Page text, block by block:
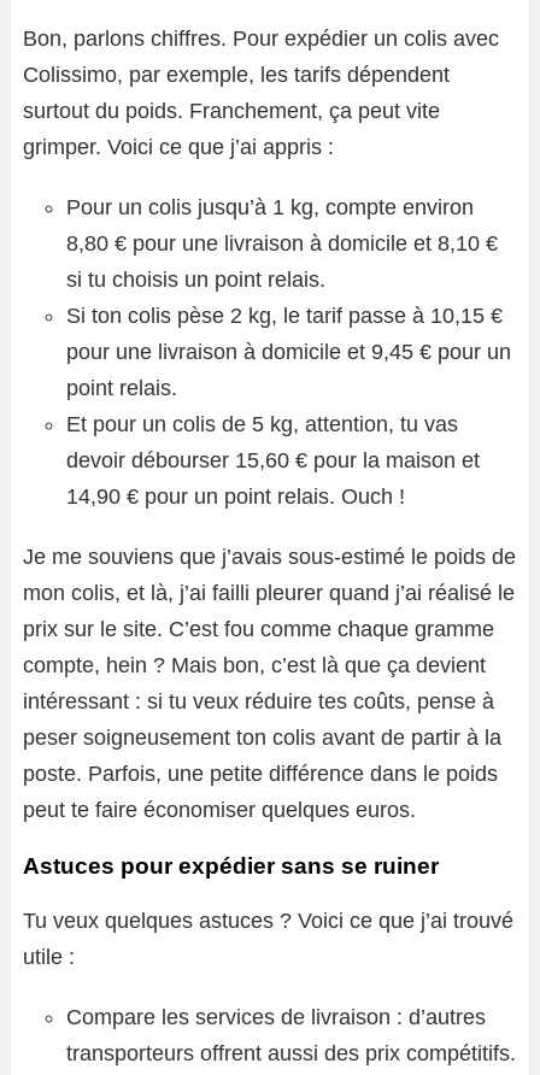
Bon, parlons chiffres. Pour expédier un colis avec
Colissimo, par exemple, les tarifs dépendent
surtout du poids. Franchement, ça peut vite
grimper. Voici ce que j’ai appris :
Pour un colis jusqu’à 1 kg, compte environ
8,80 € pour une livraison à domicile et 8,10 €
si tu choisis un point relais.
Si ton colis pèse 2 kg, le tarif passe à 10,15 €
pour une livraison à domicile et 9,45 € pour un
point relais.
Et pour un colis de 5 kg, attention, tu vas
devoir débourser 15,60 € pour la maison et
14,90 € pour un point relais. Ouch !
Je me souviens que j’avais sous-estimé le poids de
mon colis, et là, j’ai failli pleurer quand j’ai réalisé le
prix sur le site. C’est fou comme chaque gramme
compte, hein ? Mais bon, c’est là que ça devient
intéressant : si tu veux réduire tes coûts, pense à
peser soigneusement ton colis avant de partir à la
poste. Parfois, une petite différence dans le poids
peut te faire économiser quelques euros.
Astuces pour expédier sans se ruiner
Tu veux quelques astuces ? Voici ce que j’ai trouvé
utile :
Compare les services de livraison : d’autres
transporteurs offrent aussi des prix compétitifs.